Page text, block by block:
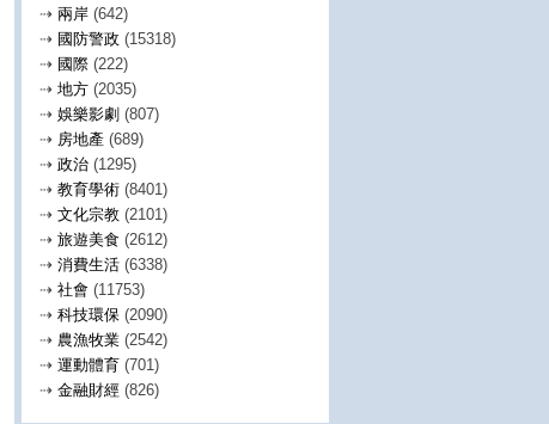
⇢ 兩岸 (642)
⇢ 國防警政 (15318)
⇢ 國際 (222)
⇢ 地方 (2035)
⇢ 娛樂影劇 (807)
⇢ 房地產 (689)
⇢ 政治 (1295)
⇢ 教育學術 (8401)
⇢ 文化宗教 (2101)
⇢ 旅遊美食 (2612)
⇢ 消費生活 (6338)
⇢ 社會 (11753)
⇢ 科技環保 (2090)
⇢ 農漁牧業 (2542)
⇢ 運動體育 (701)
⇢ 金融財經 (826)